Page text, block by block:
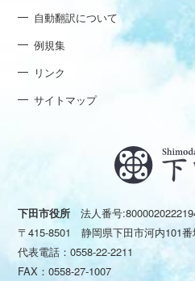
自動翻訳について
例規集
リンク
サイトマップ
下田市役所 法人番号
〒415-8501 静岡県下田市河内101番
代表電話：0558-22-2211
FAX：0558-27-1007